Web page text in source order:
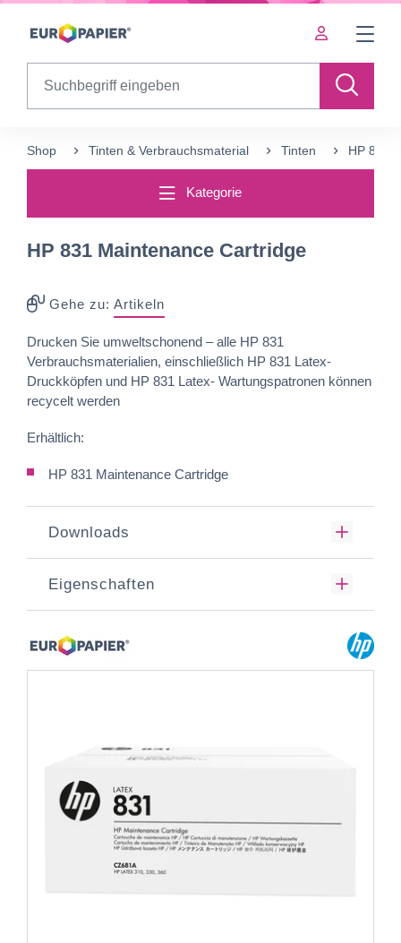
Table Of Content
Shop Tinten & Verbrauchsmaterial Tinten HP 831
Kategorie
HP 831 Maintenance Cartridge
Gehe zu: Artikeln
Drucken Sie umweltschonend – alle HP 831
Verbrauchsmaterialien, einschließlich HP 831 Latex-
Druckköpfen und HP 831 Latex- Wartungspatronen können
recycelt werden
Erhältlich:
HP 831 Maintenance Cartridge
Downloads
Eigenschaften